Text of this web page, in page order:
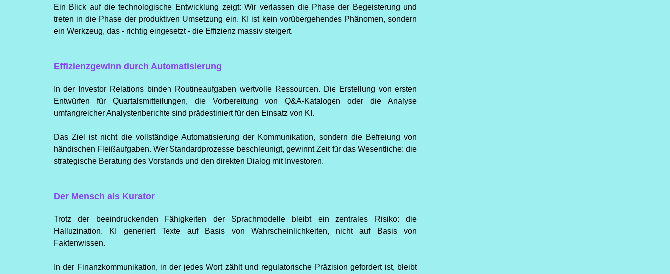
Ein Blick auf die technologische Entwicklung zeigt: Wir verlassen die Phase der Begeisterung und
treten in die Phase der produktiven Umsetzung ein. KI ist kein vorübergehendes Phänomen, sondern
ein Werkzeug, das - richtig eingesetzt - die Effizienz massiv steigert.
Effizienzgewinn durch Automatisierung
In der Investor Relations binden Routineaufgaben wertvolle Ressourcen. Die Erstellung von ersten
Entwürfen für Quartalsmitteilungen, die Vorbereitung von Q&A-Katalogen oder die Analyse
umfangreicher Analystenberichte sind prädestiniert für den Einsatz von KI.
Das Ziel ist nicht die vollständige Automatisierung der Kommunikation, sondern die Befreiung von
händischen Fleißaufgaben. Wer Standardprozesse beschleunigt, gewinnt Zeit für das Wesentliche: die
strategische Beratung des Vorstands und den direkten Dialog mit Investoren.
Der Mensch als Kurator
Trotz der beeindruckenden Fähigkeiten der Sprachmodelle bleibt ein zentrales Risiko: die
Halluzination. KI generiert Texte auf Basis von Wahrscheinlichkeiten, nicht auf Basis von
Faktenwissen.
In der Finanzkommunikation, in der jedes Wort zählt und regulatorische Präzision gefordert ist, bleibt